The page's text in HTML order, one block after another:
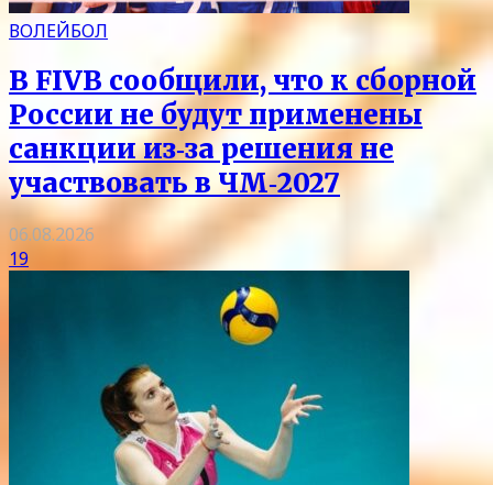
ВОЛЕЙБОЛ
В FIVB сообщили, что к сборной
России не будут применены
санкции из‑за решения не
участвовать в ЧМ‑2027
06.08.2026
19